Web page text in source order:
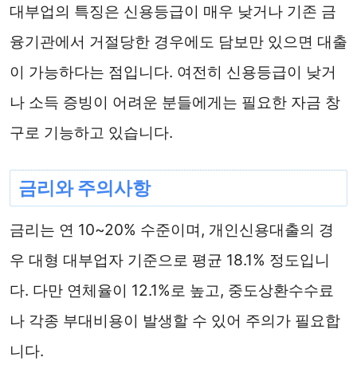
대부업의 특징은 신용등급이 매우 낮거나 기존 금
융기관에서 거절당한 경우에도 담보만 있으면 대출
이 가능하다는 점입니다. 여전히 신용등급이 낮거
나 소득 증빙이 어려운 분들에게는 필요한 자금 창
구로 기능하고 있습니다.
금리와 주의사항
금리는 연 10~20% 수준이며, 개인신용대출의 경
우 대형 대부업자 기준으로 평균 18.1% 정도입니
다. 다만 연체율이 12.1%로 높고, 중도상환수수료
나 각종 부대비용이 발생할 수 있어 주의가 필요합
니다.